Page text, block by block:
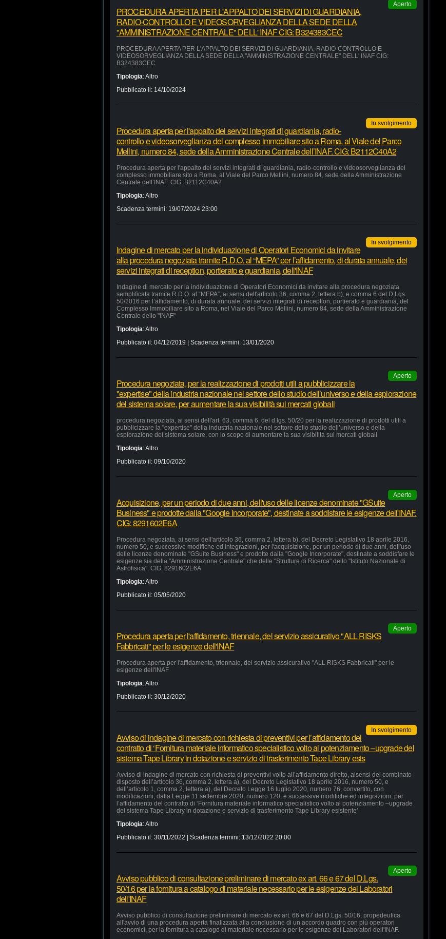
Aperto
PROCEDURA APERTA PER L'APPALTO DEI SERVIZI DI GUARDIANIA,
RADIO-CONTROLLO E VIDEOSORVEGLIANZA DELLA SEDE DELLA
"AMMINISTRAZIONE CENTRALE" DELL' INAF CIG: B324383CEC
PROCEDURA APERTA PER L'APPALTO DEI SERVIZI DI GUARDIANIA, RADIO-CONTROLLO E
VIDEOSORVEGLIANZA DELLA SEDE DELLA "AMMINISTRAZIONE CENTRALE" DELL' INAF CIG:
B324383CEC
Tipologia:Altro
Pubblicato il: 14/10/2024
In svolgimento
Procedura aperta per l'appalto dei servizi integrati di guardiania, radio-
controllo e videosorveglianza del complesso immobiliare sito a Roma, al Viale del Parco
Mellini, numero 84, sede della Amministrazione Centrale dell’INAF. CIG: B2112C40A2
Procedura aperta per l'appalto dei servizi integrati di guardiania, radio-controllo e videosorveglianza del
complesso immobiliare sito a Roma, al Viale del Parco Mellini, numero 84, sede della Amministrazione
Centrale dell’INAF. CIG: B2112C40A2
Tipologia:Altro
Scadenza termini: 19/07/2024 23:00
In svolgimento
Indagine di mercato per la individuazione di Operatori Economici da invitare
alla procedura negoziata tramite R.D.O. al “MEPA” per l’affidamento, di durata annuale, dei
servizi integrati di reception, portierato e guardiania, dell'INAF
Indagine di mercato per la individuazione di Operatori Economici da invitare alla procedura negoziata
semplificata tramite R.D.O. al “MEPA”, ai sensi dell'articolo 36, comma 2, lettera b), e comma 6 del D.Lgs.
50/2016 per l’affidamento, di durata annuale, dei servizi integrati di reception, portierato e guardiania, del
Complesso Immobiliare sito a Roma, nel Viale del Parco Mellini, numero 84, sede della Amministrazione
Centrale dello "INAF"
Tipologia:Altro
Pubblicato il: 04/12/2019 | Scadenza termini: 13/01/2020
Aperto
Procedura negoziata, per la realizzazione di prodotti utili a pubblicizzare la
"expertise" della industria nazionale nel settore dello studio dell’universo e della esplorazione
del sistema solare, per aumentare la sua visibilità sui mercati globali
procedura negoziata, ai sensi dell'art. 63, comma 6, del d.lgs. 50/20 per la realizzazione di prodotti utili a
pubblicizzare la "expertise" della industria nazionale nel settore dello studio dell’universo e della
esplorazione del sistema solare, con lo scopo di aumentare la sua visibilità sui mercati globali
Tipologia:Altro
Pubblicato il: 09/10/2020
Aperto
Acquisizione, per un periodo di due anni, dell'uso delle licenze denominate "GSuite
Business" e prodotte dalla "Google Incorporate", destinate a soddisfare le esigenze dell'INAF.
CIG: 8291602E6A
Procedura negoziata, ai sensi dell'articolo 36, comma 2, lettera b), del Decreto Legislativo 18 aprile 2016,
numero 50, e successive modifiche ed integrazioni, per l'acquisizione, per un periodo di due anni, dell'uso
delle licenze denominate "GSuite Business" e prodotte dalla "Google Incorporate", destinate a soddisfare le
esigenze sia della "Amministrazione Centrale" che delle "Strutture di Ricerca" dello "Istituto Nazionale di
Astrofisica". CIG: 8291602E6A
Tipologia:Altro
Pubblicato il: 05/05/2020
Aperto
Procedura aperta per l'affidamento, triennale, del servizio assicurativo "ALL RISKS
Fabbricati" per le esigenze dell'INAF
Procedura aperta per l'affidamento, triennale, del servizio assicurativo "ALL RISKS Fabbricati" per le
esigenze dell'INAF
Tipologia:Altro
Pubblicato il: 30/12/2020
In svolgimento
Avviso di indagine di mercato con richiesta di preventivi per l’affidamento del
contratto di ‘Fornitura materiale informatico specialistico volto al potenziamento –upgrade del
sistema Tape Library in dotazione e servizio di trasferimento Tape Library esis
Avviso di indagine di mercato con richiesta di preventivi volto all’affidamento diretto, aisensi del combinato
disposto dell’articolo 36, comma 2, lettera a), del Decreto Legislativo 18 aprile 2016, numero 50, e
dell’articolo 1, comma 2, lettera a), del Decreto Legge 16 luglio 2020, numero 76, convertito, con
modificazioni, dalla Legge 11 settembre 2020, numero 120, e successive modifiche ed integrazioni, per
l’affidamento del contratto di ‘Fornitura materiale informatico specialistico volto al potenziamento –upgrade
del sistema Tape Library in dotazione e servizio di trasferimento Tape Library esistente’
Tipologia:Altro
Pubblicato il: 30/11/2022 | Scadenza termini: 13/12/2022 20:00
Aperto
Avviso pubblico di consultazione preliminare di mercato ex art. 66 e 67 del D.Lgs.
50/16 per la fornitura a catalogo di materiale necessario per le esigenze dei Laboratori
dell'INAF
Avviso pubblico di consultazione preliminare di mercato ex art. 66 e 67 del D.Lgs. 50/16, propedeutica
all'avvio di una procedura aperta finalizzata alla conclusione di un accordo quadro con più operatori
economici, per la fornitura a catalogo di materiale necessario per le esigenze dei Laboratori dell'INAF.